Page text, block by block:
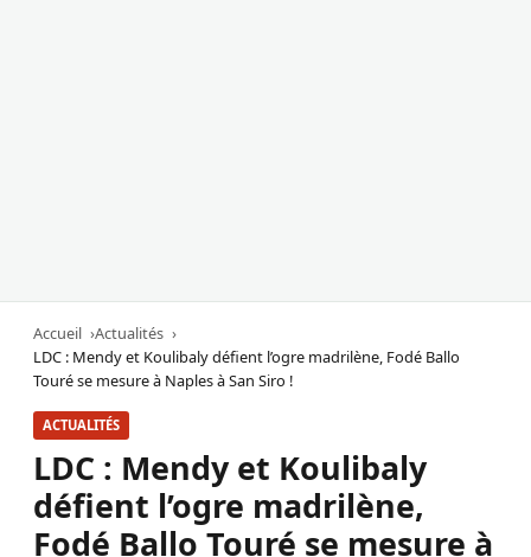
Accueil
Actualités
LDC : Mendy et Koulibaly défient l’ogre madrilène, Fodé Ballo
Touré se mesure à Naples à San Siro !
ACTUALITÉS
LDC : Mendy et Koulibaly
défient l’ogre madrilène,
Fodé Ballo Touré se mesure à